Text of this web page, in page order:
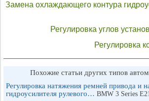
Замена охлаждающего контура
Регулировка углов
Регулировка
Похожие статьи других типов
Регулировка натяжения ремней привода и
гидроусилителя рулевого… BMW 3 Series